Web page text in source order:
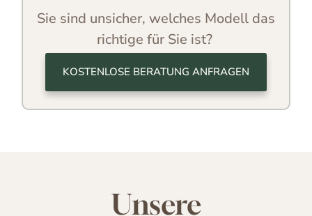
Sie sind unsicher, welches Modell das
richtige für Sie ist?
KOSTENLOSE BERATUNG ANFRAGEN
Unsere